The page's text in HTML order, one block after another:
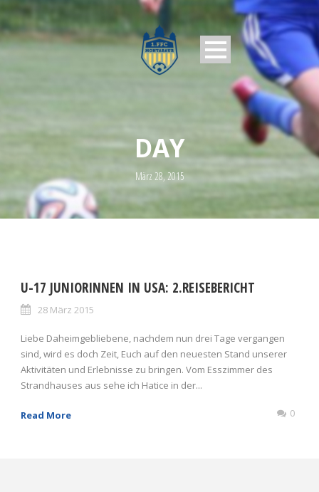
DAY
März 28, 2015
U-17 JUNIORINNEN IN USA: 2.REISEBERICHT
28 März 2015
Liebe Daheimgebliebene, nachdem nun drei Tage vergangen
sind, wird es doch Zeit, Euch auf den neuesten Stand unserer
Aktivitäten und Erlebnisse zu bringen. Vom Esszimmer des
Strandhauses aus sehe ich Hatice in der...
Read More 0